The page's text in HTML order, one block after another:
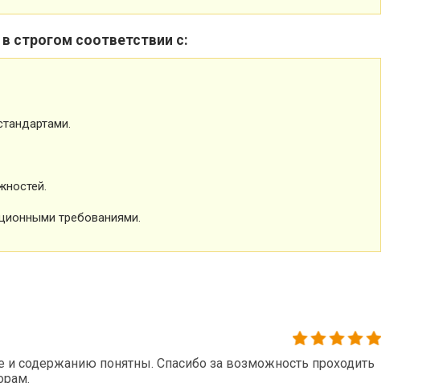
строгом соответствии с:
требованиями.
содержанию понятны. Спасибо за возможность проходить